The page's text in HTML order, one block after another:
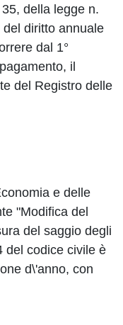
della legge n.
diritto annuale
dal 1°
il
del Registro delle
e delle
"Modifica del
del saggio degli
del codice civile è
d\'anno, con